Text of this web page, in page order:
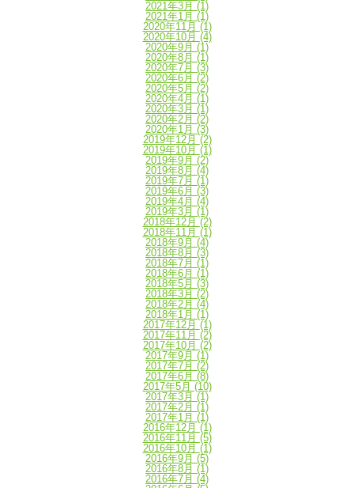
2021年3月 (1)
2021年1月 (1)
2020年11月 (1)
2020年10月 (4)
2020年9月 (1)
2020年8月 (1)
2020年7月 (3)
2020年6月 (2)
2020年5月 (2)
2020年4月 (1)
2020年3月 (1)
2020年2月 (2)
2020年1月 (3)
2019年12月 (2)
2019年10月 (1)
2019年9月 (2)
2019年8月 (4)
2019年7月 (1)
2019年6月 (3)
2019年4月 (4)
2019年3月 (1)
2018年12月 (2)
2018年11月 (1)
2018年9月 (4)
2018年8月 (3)
2018年7月 (1)
2018年6月 (1)
2018年5月 (3)
2018年3月 (2)
2018年2月 (4)
2018年1月 (1)
2017年12月 (1)
2017年11月 (2)
2017年10月 (2)
2017年9月 (1)
2017年7月 (2)
2017年6月 (8)
2017年5月 (10)
2017年3月 (1)
2017年2月 (1)
2017年1月 (1)
2016年12月 (1)
2016年11月 (5)
2016年10月 (1)
2016年9月 (5)
2016年8月 (1)
2016年7月 (4)